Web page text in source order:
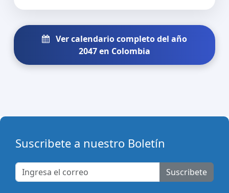
Ver calendario completo del año
2047 en Colombia
Suscribete a nuestro Boletín
Suscribete